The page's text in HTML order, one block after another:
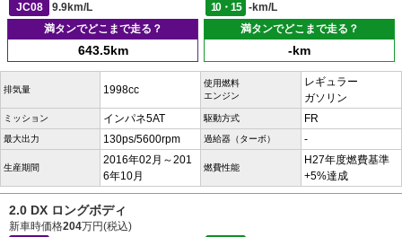
JC08
9.9km/L 10・15
-km/L
満タンでどこまで走る？
643.5km
満タンでどこまで走る？
-km
排気量 1998cc
使用燃料
エンジン
レギュラー
ガソリン
ミッション インパネ5AT 駆動方式 FR
最大出力 130ps/5600rpm 過給器（ターボ） -
生産期間
2016年02月～201
6年10月
燃費性能
H27年度燃費基準
+5%達成
2.0 DX ロングボディ
新車時価格204万円(税込)